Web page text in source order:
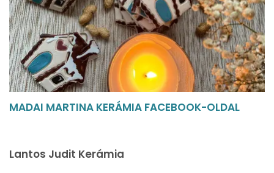
MADAI MARTINA KERÁMIA FACEBOOK-OLDAL
Lantos Judit Kerámia